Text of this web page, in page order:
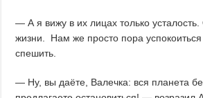
— А я вижу в их лицах только
жизни. Нам же просто пора
спешить.
— Ну, вы даёте, Валечка: вся планета